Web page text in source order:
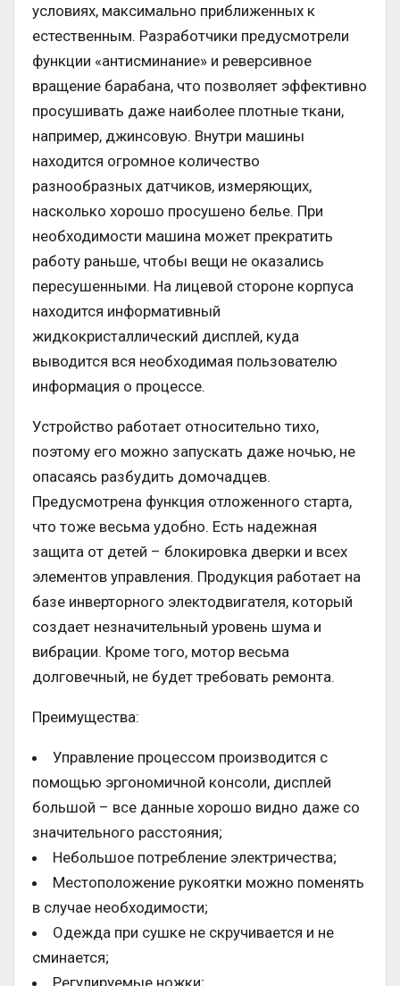
условиях, максимально приближенных к
естественным. Разработчики предусмотрели
функции «антисминание» и реверсивное
вращение барабана, что позволяет эффективно
просушивать даже наиболее плотные ткани,
например, джинсовую. Внутри машины
находится огромное количество
разнообразных датчиков, измеряющих,
насколько хорошо просушено белье. При
необходимости машина может прекратить
работу раньше, чтобы вещи не оказались
пересушенными. На лицевой стороне корпуса
находится информативный
жидкокристаллический дисплей, куда
выводится вся необходимая пользователю
информация о процессе.
Устройство работает относительно тихо,
поэтому его можно запускать даже ночью, не
опасаясь разбудить домочадцев.
Предусмотрена функция отложенного старта,
что тоже весьма удобно. Есть надежная
защита от детей – блокировка дверки и всех
элементов управления. Продукция работает на
базе инверторного электодвигателя, который
создает незначительный уровень шума и
вибрации. Кроме того, мотор весьма
долговечный, не будет требовать ремонта.
Преимущества:
Управление процессом производится с
помощью эргономичной консоли, дисплей
большой – все данные хорошо видно даже со
значительного расстояния;
Небольшое потребление электричества;
Местоположение рукоятки можно поменять
в случае необходимости;
Одежда при сушке не скручивается и не
сминается;